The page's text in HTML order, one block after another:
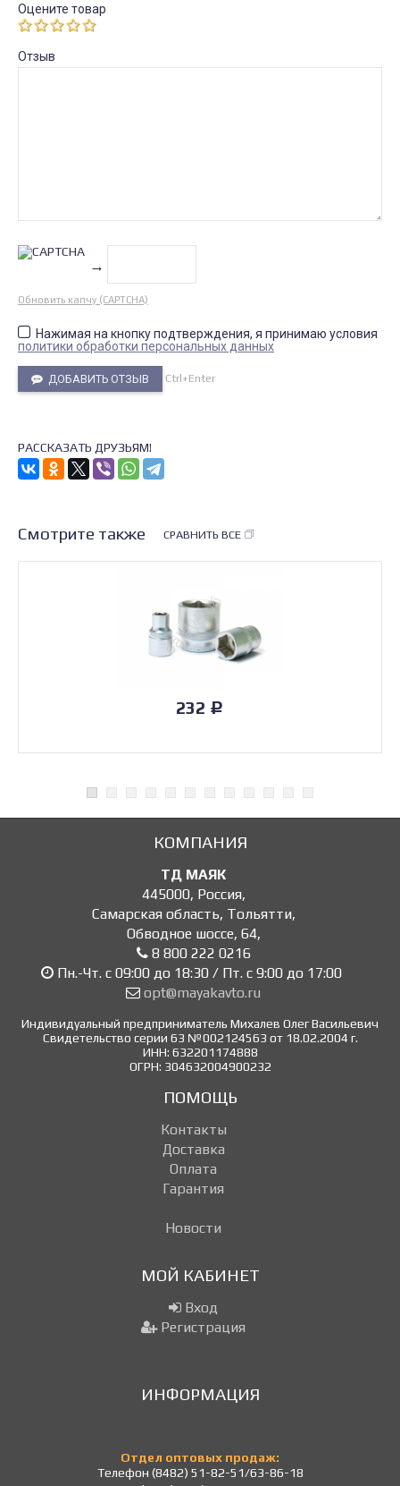
Оцените товар
Отзыв
→
Обновить капчу (CAPTCHA)
Нажимая на кнопку подтверждения, я принимаю условия
политики обработки персональных данных
ДОБАВИТЬ ОТЗЫВ Ctrl+Enter
РАССКАЗАТЬ ДРУЗЬЯМ!
Смотрите также СРАВНИТЬ ВСЕ
232 Р
КОМПАНИЯ
ТД МАЯК
445000, Россия,
Самарская область, Тольятти,
Обводное шоссе, 64,
8 800 222 0216
Пн.-Чт. с 09:00 до 18:30 / Пт. с 9:00 до 17:00
opt@mayakavto.ru
Индивидуальный предприниматель Михалев Олег Васильевич
Свидетельство серии 63 №002124563 от 18.02.2004 г.
ИНН: 632201174888
ОГРН: 304632004900232
ПОМОЩЬ
Контакты
Доставка
Оплата
Гарантия
Новости
МОЙ КАБИНЕТ
Вход
Регистрация
ИНФОРМАЦИЯ
Отдел оптовых продаж:
Телефон (8482) 51-82-51/63-86-18